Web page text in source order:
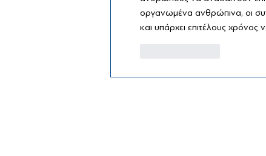
οργανωμένα ανθρώπινα, οι
και υπάρχει επιτέλους χρόνος